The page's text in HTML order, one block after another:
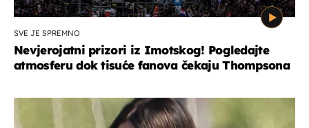
SVE JE SPREMNO
Nevjerojatni prizori iz Imotskog! Pogledajte
atmosferu dok tisuće fanova čekaju Thompsona